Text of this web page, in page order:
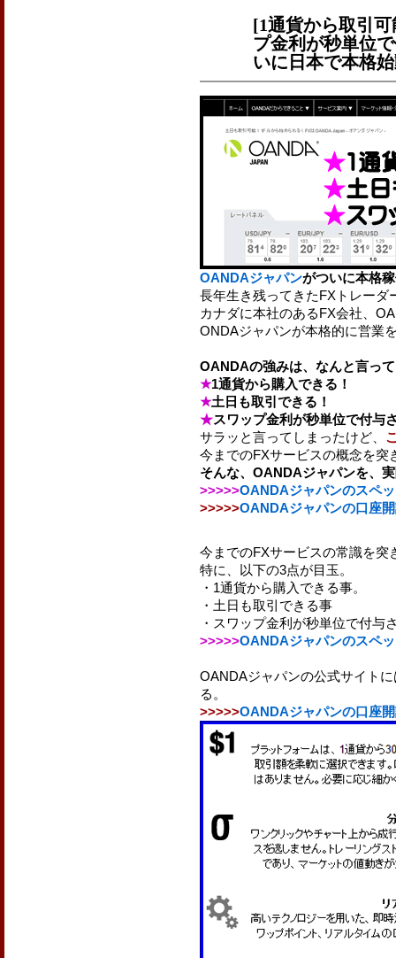
[1通貨から取引
プ金利が秒単位
いに日本で本格
OANDAジャパンがついに本格
長年生き残ってきたFXトレーダ
カナダに本社のあるFX会社、
ONDAジャパンが本格的に営業
OANDAの強みは、なんと言っ
★1通貨から購入できる！
★土日も取引できる！
★スワップ金利が秒単位で付与
サラッと言ってしまったけど、
今までのFXサービスの概念を突
そんな、OANDAジャパンを、
>>>>>OANDAジャパンのスペ
>>>>>OANDAジャパンの口座
今までのFXサービスの常識を
特に、以下の3点が目玉。
・1通貨から購入できる事。
・土日も取引できる事
・スワップ金利が秒単位で付与
>>>>>OANDAジャパンのスペ
OANDAジャパンの公式サイト
る。
>>>>>OANDAジャパンの口座